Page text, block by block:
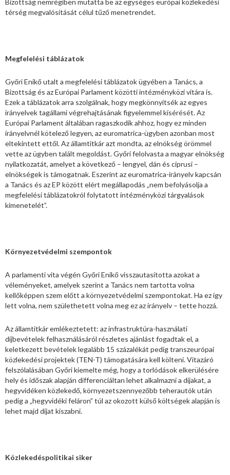
térség megvalósítását célul tűző menetrendet.
Megfelelési táblázatok
Győri Enikő utalt a megfelelési táblázatok ügyében a Tanács, a
Bizottság és az Európai Parlament közötti intézményközi vitára is.
Ezek a táblázatok arra szolgálnak, hogy megkönnyítsék az egyes
irányelvek tagállami végrehajtásának figyelemmel kísérését. Az
Európai Parlament általában ragaszkodik ahhoz, hogy ez minden
irányelvnél kötelező legyen, az euromatrica-ügyben azonban most
eltekintett ettől. Az államtitkár azt mondta, az elnökség örömmel
vette az ügyben talált megoldást. Győri felolvasta a magyar elnökség
nyilatkozatát, amelyet a következő – lengyel, dán és ciprusi –
elnökségek is támogatnak. Eszerint az euromatrica-irányelv kapcsán
a Tanács és az EP között elért megállapodás „nem befolyásolja a
megfelelési táblázatokról folytatott intézményközi tárgyalások
kimenetelét”.
Környezetvédelmi szempontok
A parlamenti vita végén Győri Enikő visszautasította azokat a
véleményeket, amelyek szerint a Tanács nem tartotta volna
kellőképpen szem előtt a környezetvédelmi szempontokat. Ha ez így
lett volna, nem születhetett volna meg ez az irányelv – tette hozzá.
Az államtitkár emlékeztetett: az infrastruktúra-használati
díjbevételek felhasználásáról részletes ajánlást fogadtak el, a
keletkezett bevételek legalább 15 százalékát pedig transzeurópai
közlekedési projektek (TEN-T) támogatására kell költeni. Vitazáró
felszólalásában Győri kiemelte még, hogy a torlódások elkerülésére
hely és időszak alapján differenciáltan lehet alkalmazni a díjakat, a
hegyvidéken közlekedő, környezetszennyezőbb teherautók után
pedig a „hegyvidéki feláron” túl az okozott külső költségek alapján is
lehet majd díjat kiszabni.
Közlekedéspolitikai siker